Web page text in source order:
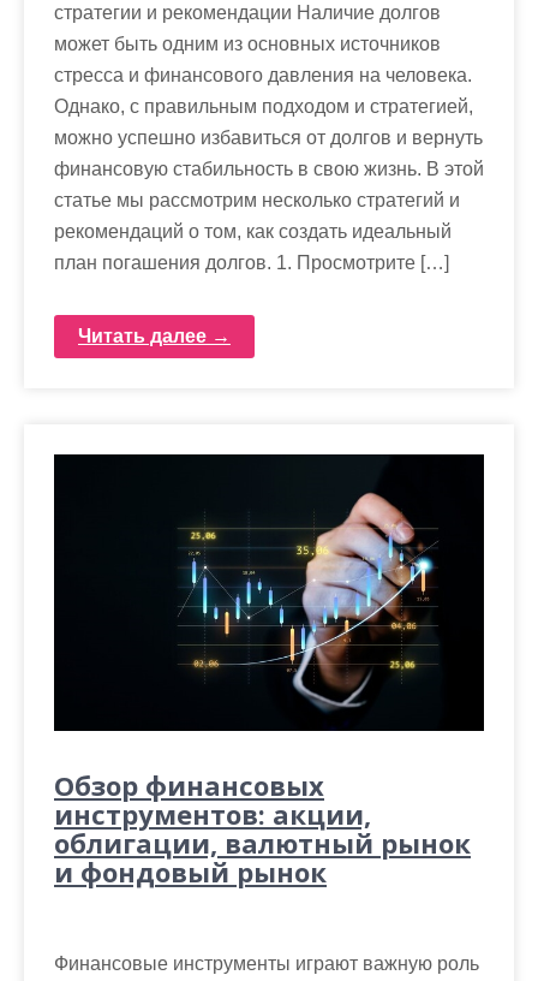
стратегии и рекомендации Наличие долгов
может быть одним из основных источников
стресса и финансового давления на человека.
Однако, с правильным подходом и стратегией,
можно успешно избавиться от долгов и вернуть
финансовую стабильность в свою жизнь. В этой
статье мы рассмотрим несколько стратегий и
рекомендаций о том, как создать идеальный
план погашения долгов. 1. Просмотрите […]
Читать далее →
Обзор финансовых
инструментов: акции,
облигации, валютный рынок
и фондовый рынок
Финансовые инструменты играют важную роль